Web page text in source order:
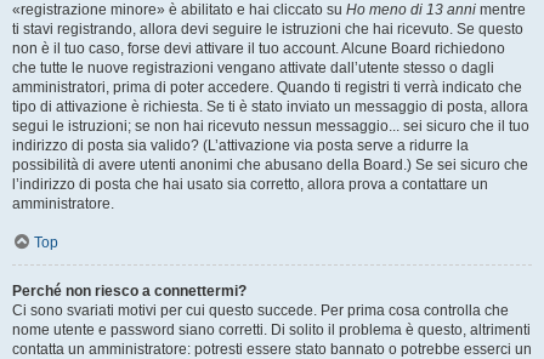
«registrazione minore» è abilitato e hai cliccato su Ho meno di 13 anni mentre
ti stavi registrando, allora devi seguire le istruzioni che hai ricevuto. Se questo
non è il tuo caso, forse devi attivare il tuo account. Alcune Board richiedono
che tutte le nuove registrazioni vengano attivate dall’utente stesso o dagli
amministratori, prima di poter accedere. Quando ti registri ti verrà indicato che
tipo di attivazione è richiesta. Se ti è stato inviato un messaggio di posta, allora
segui le istruzioni; se non hai ricevuto nessun messaggio... sei sicuro che il tuo
indirizzo di posta sia valido? (L’attivazione via posta serve a ridurre la
possibilità di avere utenti anonimi che abusano della Board.) Se sei sicuro che
l’indirizzo di posta che hai usato sia corretto, allora prova a contattare un
amministratore.
Top
Perché non riesco a connettermi?
Ci sono svariati motivi per cui questo succede. Per prima cosa controlla che
nome utente e password siano corretti. Di solito il problema è questo, altrimenti
contatta un amministratore: potresti essere stato bannato o potrebbe esserci un